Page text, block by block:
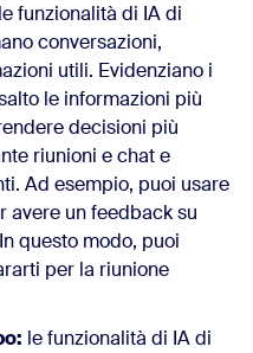
le funzionalità di IA di
conversazioni,
utili. Evidenziano i
le informazioni più
decisioni più
riunioni e chat e
Ad esempio, puoi usare
avere un feedback su
questo modo, puoi
per la riunione
le funzionalità di IA di